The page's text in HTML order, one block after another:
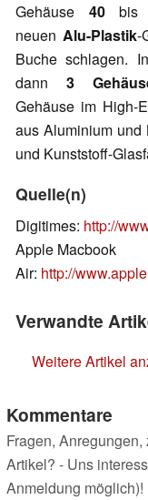
Gehäuse 40bis
neuenAlu-Plastik-
Buche schlagen.
dann 3
Gehäuse im High-
aus Aluminium und
und Kunststoff-
Quelle(n)
Digitimes: http://
Apple Macbook
Air: http://
Verwandte
Weitere Artikel
Kommentare
Fragen,
Artikel? - Uns
Anmeldung möglich)!